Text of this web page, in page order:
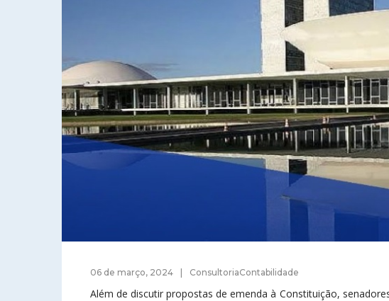
06 de março, 2024 ConsultoriaContabilidade
Além de discutir propostas de emenda à Constituição,